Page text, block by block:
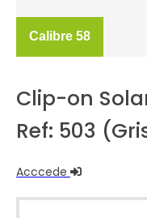
Calibre 58
Clip-on
Ref: 503
Acccede